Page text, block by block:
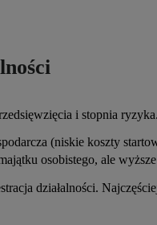
i stopnia
(niskie koszty
osobistego, ale
działalności.